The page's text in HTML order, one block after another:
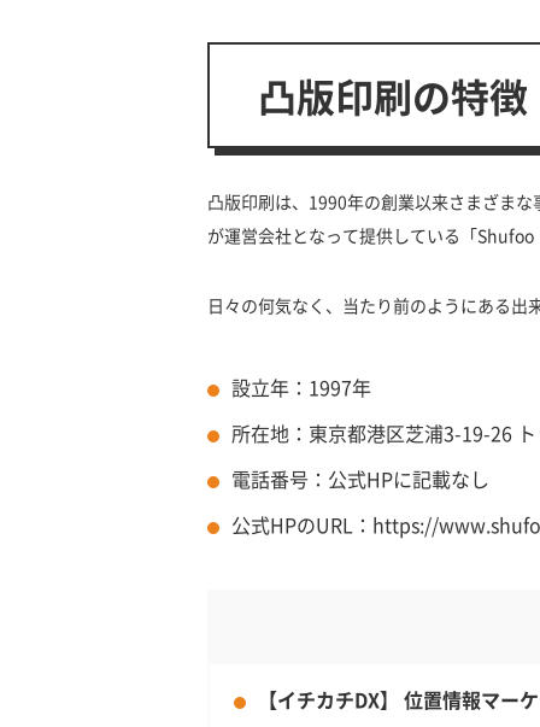
凸版印刷の特徴
凸版印刷は、1990年の創業以来さまざま
が運営会社となって提供している「Shufoo
日々の何気なく、当たり前のようにある出
設立年：1997年
所在地：東京都港区芝浦3-19-26
電話番号：公式HPに記載なし
公式HPのURL：https://
【イチカチDX】 位置情報マー